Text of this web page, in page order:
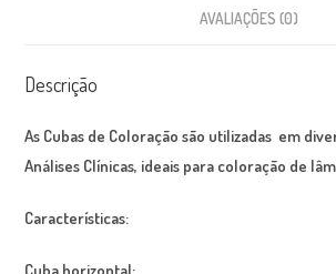
AVALIAÇÕES (0)
Descrição
As Cubas de Coloração são utilizadas em
Análises Clínicas, ideais para coloração de
Características:
Cuba horizontal;